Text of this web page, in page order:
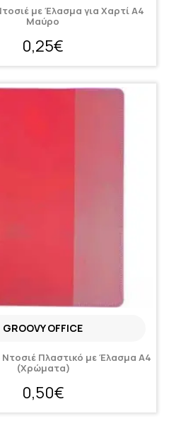
με Έλασμα για Χαρτί A4
Μαύρο
0,25€
GROOVY OFFICE
Πλαστικό με Έλασμα Α4
(Χρώματα)
0,50€